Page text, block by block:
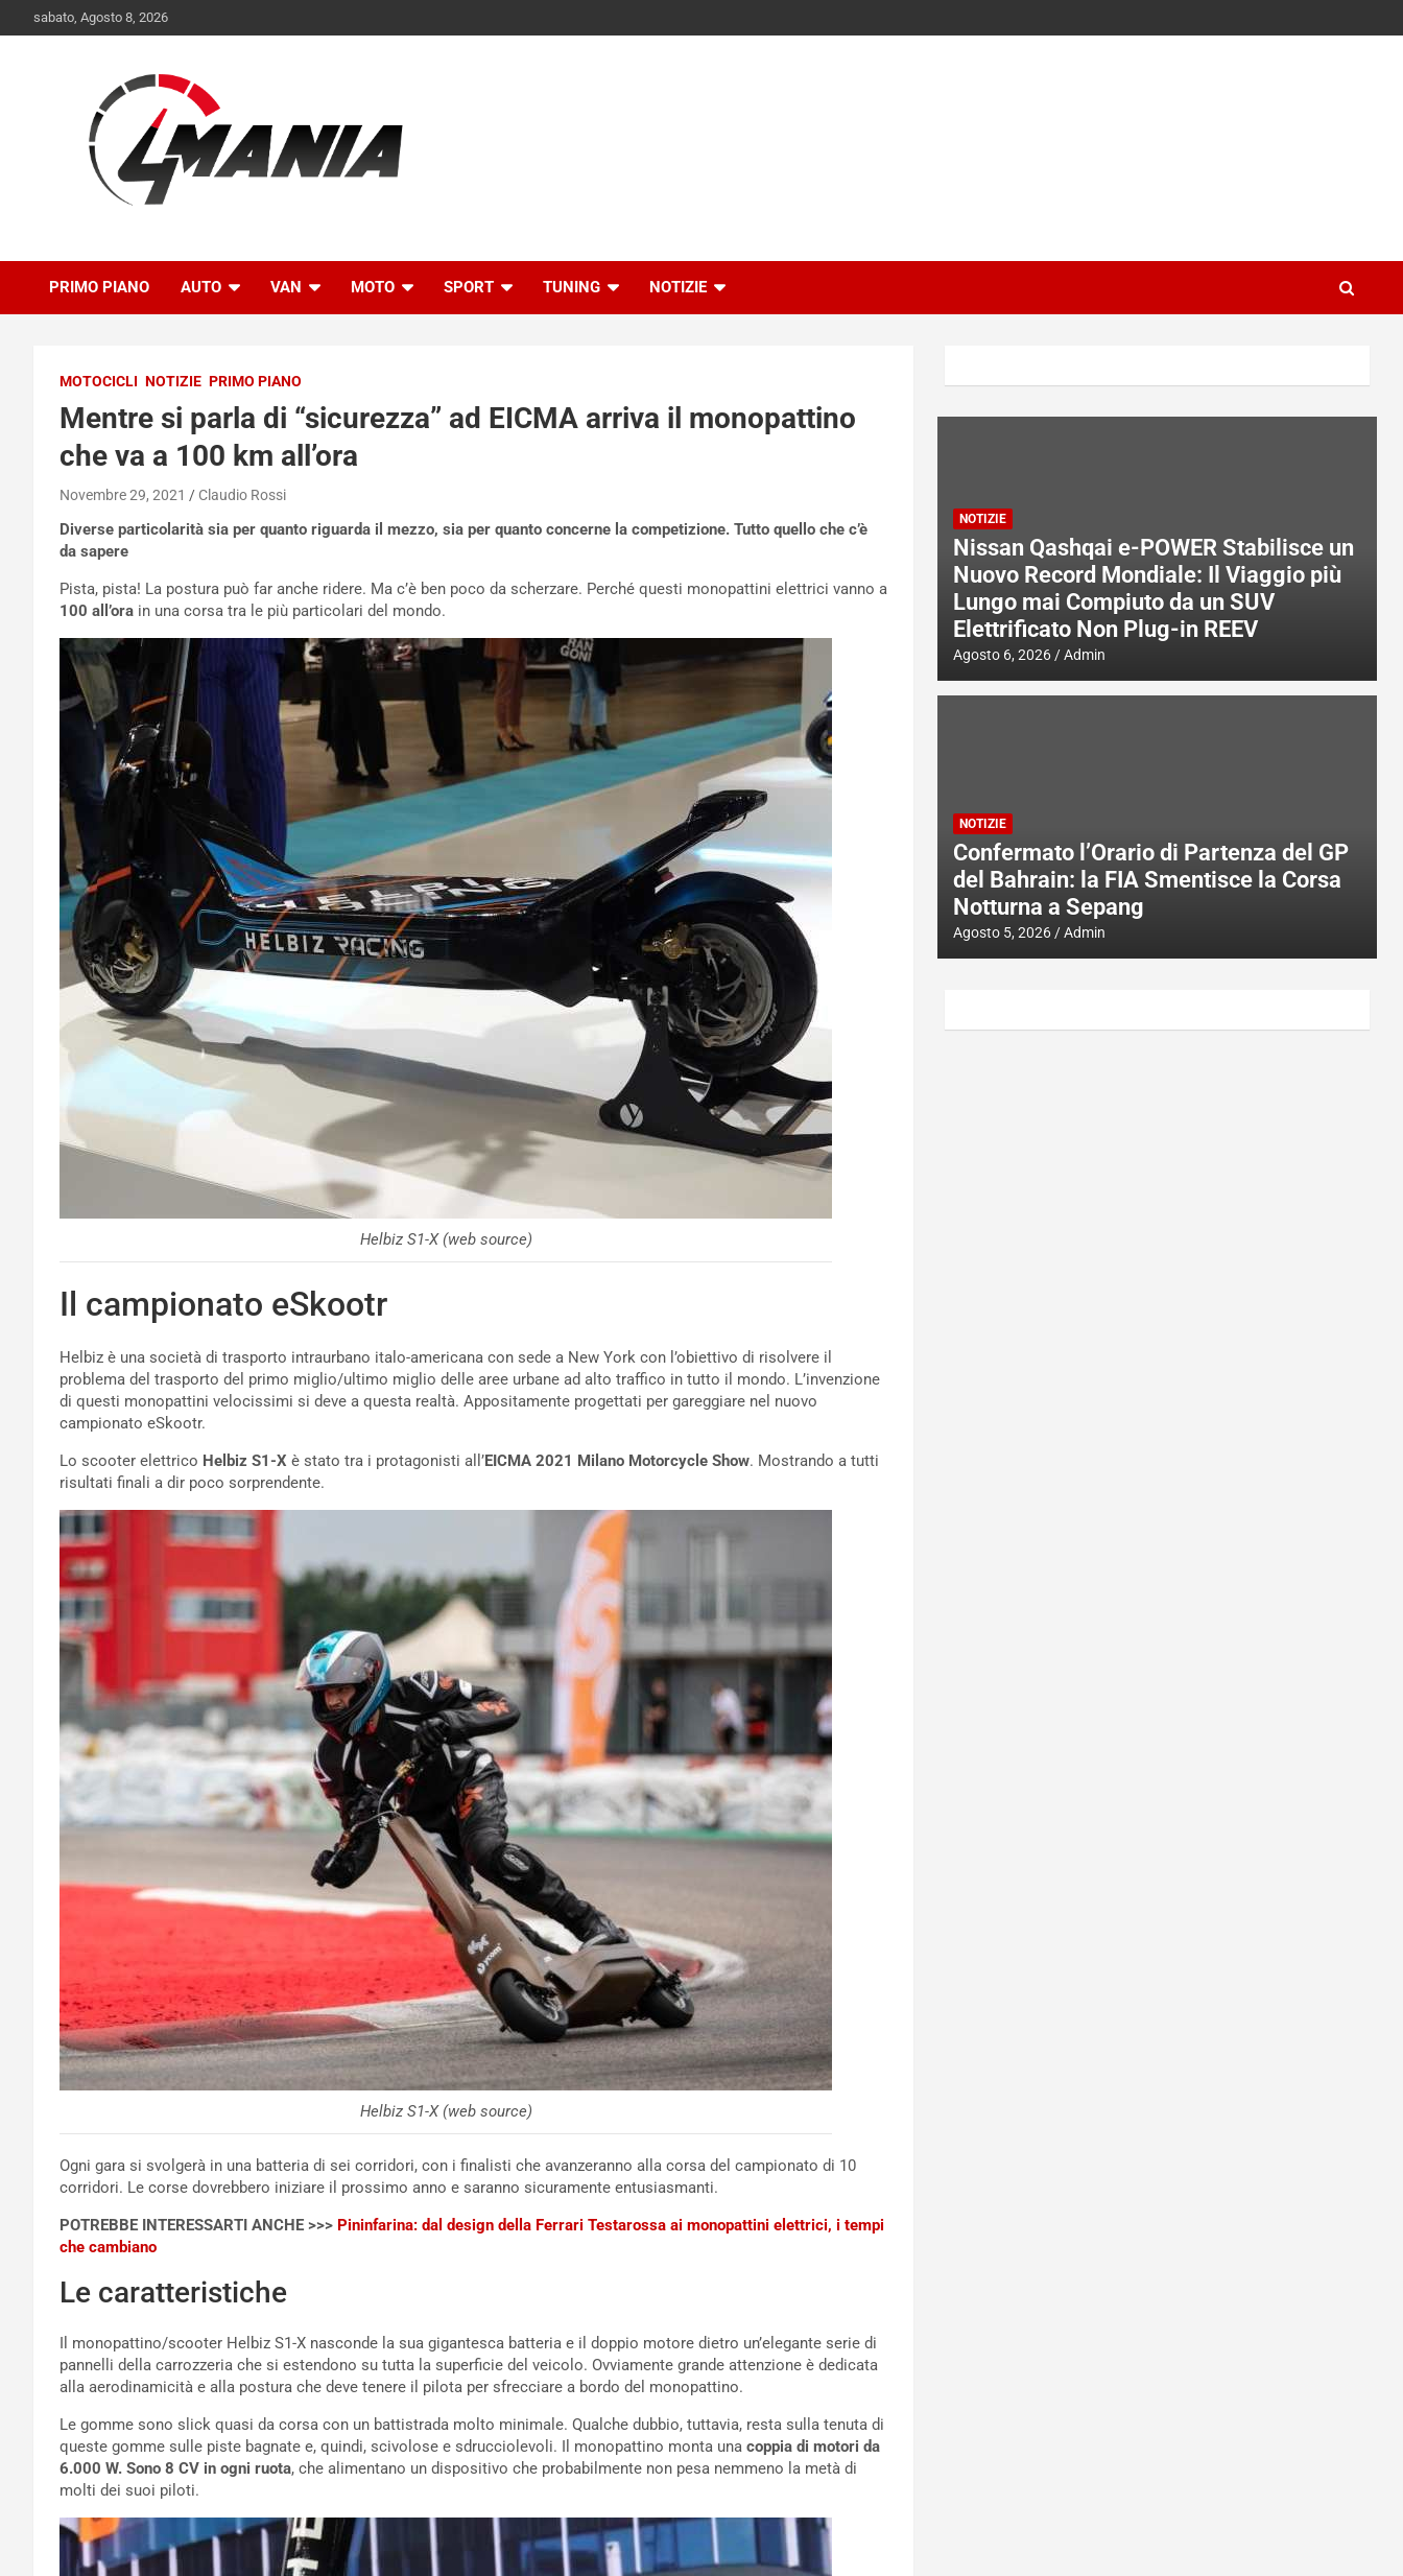
to
sabato, Agosto 8, 2026
QuattroMania
PRIMO PIANO AUTO VAN MOTO SPORT TUNING NOTIZIE
MOTOCICLI NOTIZIE PRIMO PIANO
Mentre si parla di “sicurezza” ad EICMA arriva il monopattino
che va a 100 km all’ora
Novembre 29, 2021 Claudio Rossi
Diverse particolarità sia per quanto riguarda il mezzo, sia per quanto concerne la competizione. Tutto quello che c’è
da sapere
Pista, pista! La postura può far anche ridere. Ma c’è ben poco da scherzare. Perché questi monopattini elettrici vanno a
100 all’ora in una corsa tra le più particolari del mondo.
Helbiz S1-X (web source)
Il campionato eSkootr
Helbiz è una società di trasporto intraurbano italo-americana con sede a New York con l’obiettivo di risolvere il
problema del trasporto del primo miglio/ultimo miglio delle aree urbane ad alto traffico in tutto il mondo. L’invenzione
di questi monopattini velocissimi si deve a questa realtà. Appositamente progettati per gareggiare nel nuovo
campionato eSkootr.
Lo scooter elettrico Helbiz S1-X è stato tra i protagonisti all’EICMA 2021 Milano Motorcycle Show. Mostrando a tutti
risultati finali a dir poco sorprendente.
Helbiz S1-X (web source)
Ogni gara si svolgerà in una batteria di sei corridori, con i finalisti che avanzeranno alla corsa del campionato di 10
corridori. Le corse dovrebbero iniziare il prossimo anno e saranno sicuramente entusiasmanti.
POTREBBE INTERESSARTI ANCHE >>> Pininfarina: dal design della Ferrari Testarossa ai monopattini elettrici, i tempi
che cambiano
Le caratteristiche
Il monopattino/scooter Helbiz S1-X nasconde la sua gigantesca batteria e il doppio motore dietro un’elegante serie di
pannelli della carrozzeria che si estendono su tutta la superficie del veicolo. Ovviamente grande attenzione è dedicata
alla aerodinamicità e alla postura che deve tenere il pilota per sfrecciare a bordo del monopattino.
Le gomme sono slick quasi da corsa con un battistrada molto minimale. Qualche dubbio, tuttavia, resta sulla tenuta di
queste gomme sulle piste bagnate e, quindi, scivolose e sdrucciolevoli. Il monopattino monta una coppia di motori da
6.000 W. Sono 8 CV in ogni ruota, che alimentano un dispositivo che probabilmente non pesa nemmeno la metà di
molti dei suoi piloti.
NOTIZIE
Nissan Qashqai e-POWER Stabilisce un
Nuovo Record Mondiale: Il Viaggio più
Lungo mai Compiuto da un SUV
Elettrificato Non Plug-in REEV
Agosto 6, 2026 Admin
NOTIZIE
Confermato l’Orario di Partenza del GP
del Bahrain: la FIA Smentisce la Corsa
Notturna a Sepang
Agosto 5, 2026 Admin